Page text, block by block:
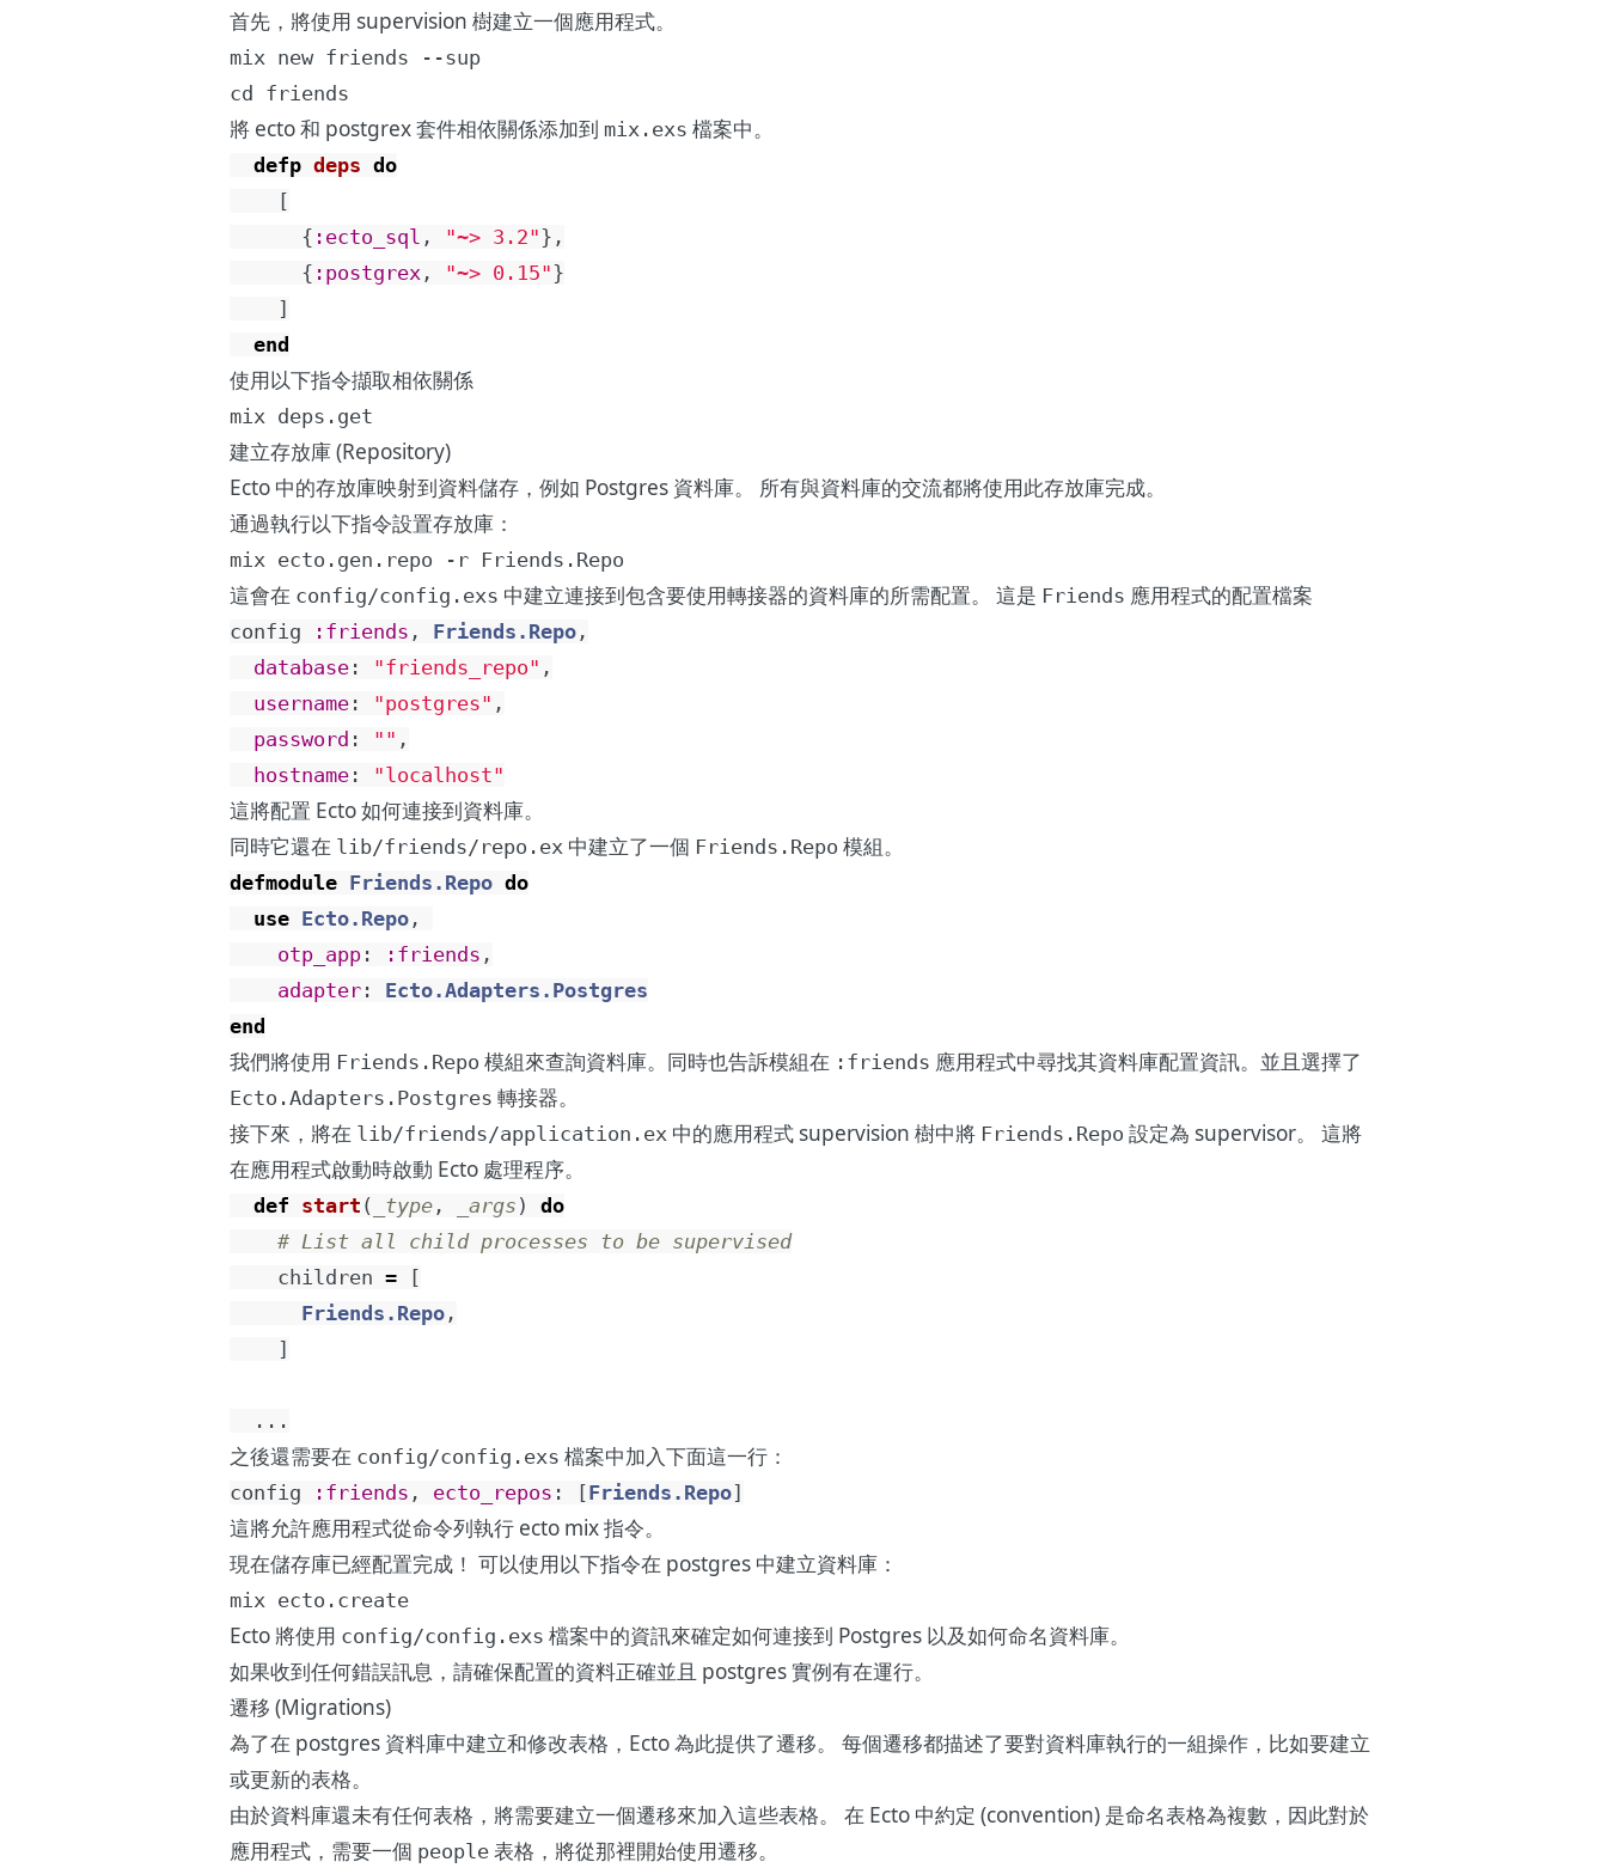
首先，將使用 supervision 樹建立一個應用程式。
mix new friends --sup
cd friends
將 ecto 和 postgrex 套件相依關係添加到 mix.exs 檔案中。
defp deps do
[
{ :ecto_sql , "~> 3.2"} ,
{ :postgrex , "~> 0.15"}
]
end
使用以下指令擷取相依關係
mix deps.get
建立存放庫 (Repository)
Ecto 中的存放庫映射到資料儲存，例如 Postgres 資料庫。 所有與資料庫的交流都將使用此存放庫完成。
通過執行以下指令設置存放庫：
mix ecto.gen.repo -r Friends.Repo
這會在 config/config.exs 中建立連接到包含要使用轉接器的資料庫的所需配置。 這是 Friends 應用程式的配置檔案
config :friends , Friends.Repo ,
database : "friends_repo" ,
username : "postgres" ,
password : "" ,
hostname : "localhost"
這將配置 Ecto 如何連接到資料庫。
同時它還在 lib/friends/repo.ex 中建立了一個 Friends.Repo 模組。
defmodule Friends.Repo do
use Ecto.Repo ,
otp_app : :friends ,
adapter :
Ecto.Adapters.Postgres
end
我們將使用 Friends.Repo 模組來查詢資料庫。同時也告訴模組在 :friends 應用程式中尋找其資料庫配置資訊。並且選擇了
Ecto.Adapters.Postgres 轉接器。
接下來，將在 lib/friends/application.ex 中的應用程式 supervision 樹中將 Friends.Repo 設定為 supervisor。 這將
在應用程式啟動時啟動 Ecto 處理程序。
def start ( _type , _args )
do
# List all child processes to be supervised
children =
[
Friends.Repo ,
]
...
之後還需要在 config/config.exs 檔案中加入下面這一行：
config :friends , ecto_repos : [Friends.Repo]
這將允許應用程式從命令列執行 ecto mix 指令。
現在儲存庫已經配置完成！ 可以使用以下指令在 postgres 中建立資料庫：
mix ecto.create
Ecto 將使用 config/config.exs 檔案中的資訊來確定如何連接到 Postgres 以及如何命名資料庫。
如果收到任何錯誤訊息，請確保配置的資料正確並且 postgres 實例有在運行。
遷移 (Migrations)
為了在 postgres 資料庫中建立和修改表格，Ecto 為此提供了遷移。 每個遷移都描述了要對資料庫執行的一組操作，比如要建立
或更新的表格。
由於資料庫還未有任何表格，將需要建立一個遷移來加入這些表格。 在 Ecto 中約定 (convention) 是命名表格為複數，因此對於
應用程式，需要一個 people 表格，將從那裡開始使用遷移。